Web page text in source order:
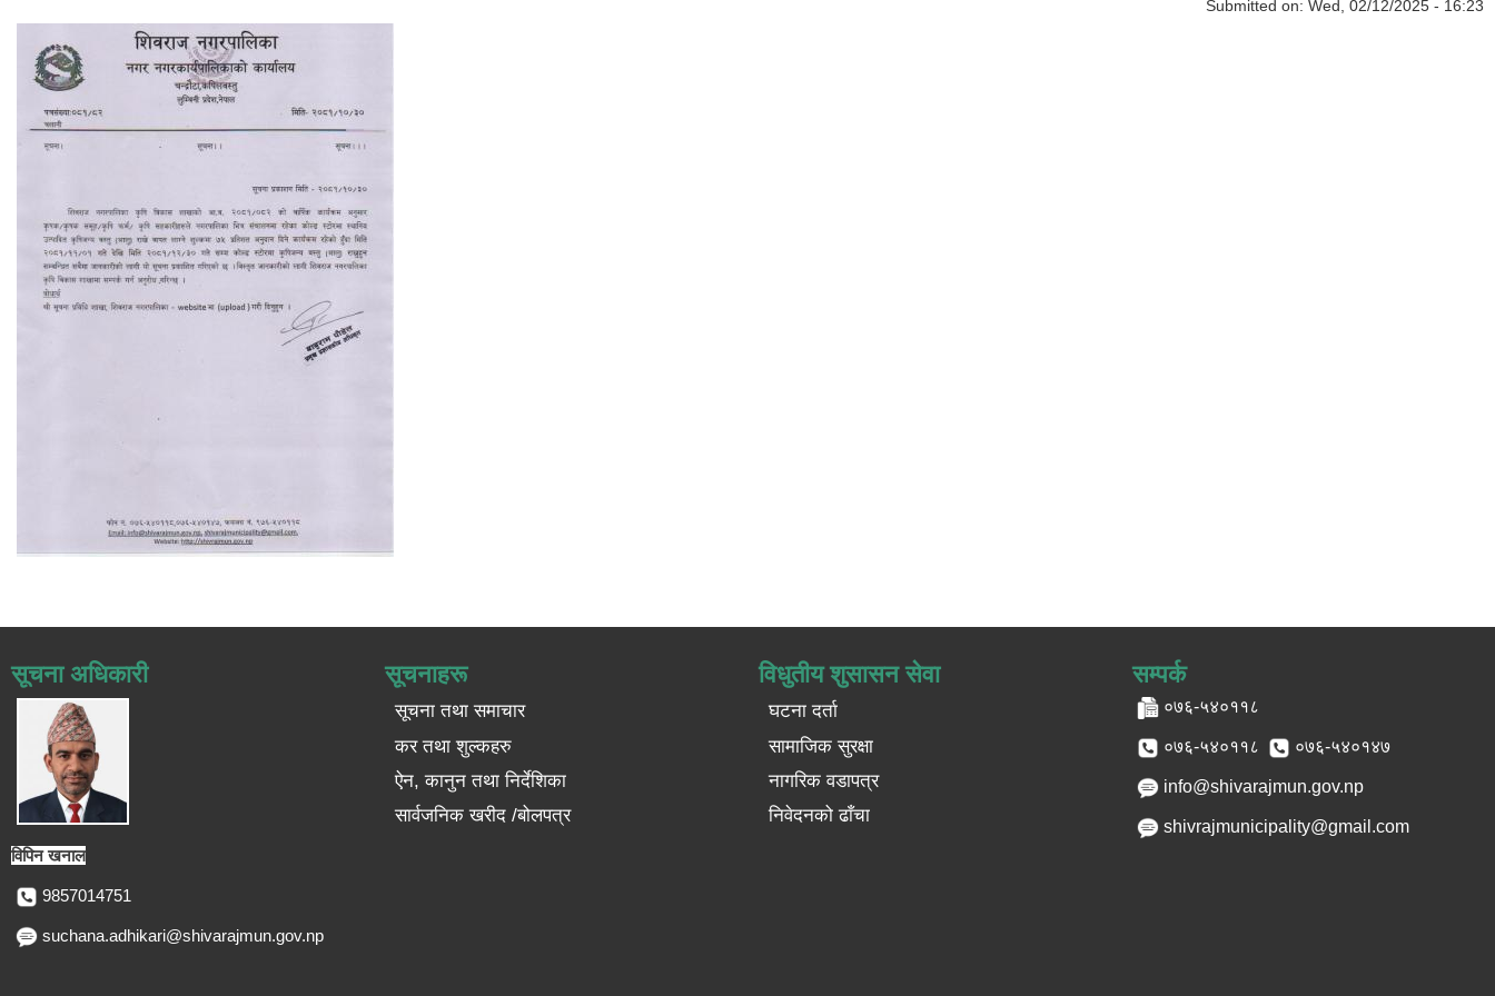
Submitted on: Wed, 02/12/2025 - 16:23
सूचना अधिकारी
विपिन खनाल
9857014751
suchana.adhikari@shivarajmun.gov.np
सूचनाहरू
सूचना तथा समाचार
कर तथा शुल्कहरु
ऐन, कानुन तथा निर्देशिका
सार्वजनिक खरीद /बोलपत्र
विधुतीय शुसासन सेवा
घटना दर्ता
सामाजिक सुरक्षा
नागरिक वडापत्र
निवेदनको ढाँचा
सम्पर्क
०७६-५४०११८
०७६-५४०११८ ०७६-५४०१४७
info@shivarajmun.gov.np
shivrajmunicipality@gmail.com